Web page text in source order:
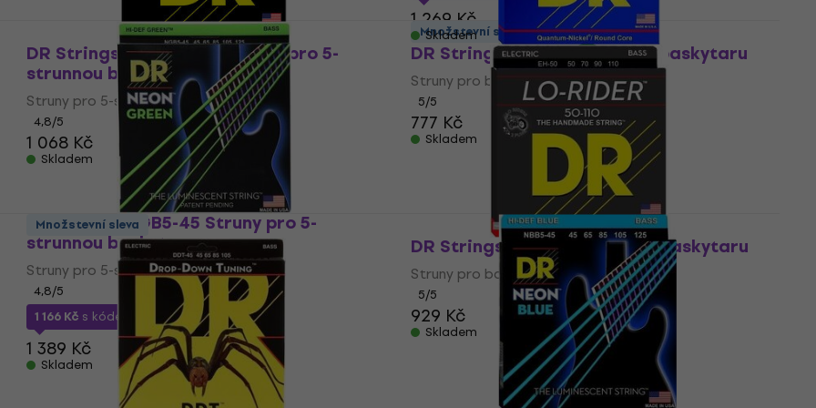
1 269 Kč
Skladem
DR Strings MR5-45-125 Struny pro 5-
strunnou baskytaru
Struny pro 5-strunnou baskytaru
4,8/5
1 068 Kč
Skladem
DR Strings PB-45 Struny pro baskytaru
Struny pro baskytaru
5/5
777 Kč
Skladem
DR Strings NGB5-45 Struny pro 5-
strunnou baskytaru
Struny pro 5-strunnou baskytaru
4,8/5
1 166 Kč s kódem MUZMUZ-15
1 389 Kč
Skladem
Množstevní sleva
DR Strings EH-50 Struny pro baskytaru
Struny pro baskytaru
5/5
929 Kč
Skladem
Množstevní sleva